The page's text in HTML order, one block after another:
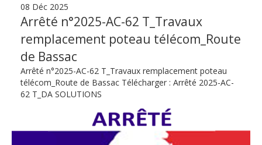
08 Déc 2025
Arrêté n°2025-AC-62 T_Travaux
remplacement poteau télécom_Route
de Bassac
Arrêté n°2025-AC-62 T_Travaux remplacement poteau
télécom_Route de Bassac Télécharger : Arrêté 2025-AC-
62 T_DA SOLUTIONS